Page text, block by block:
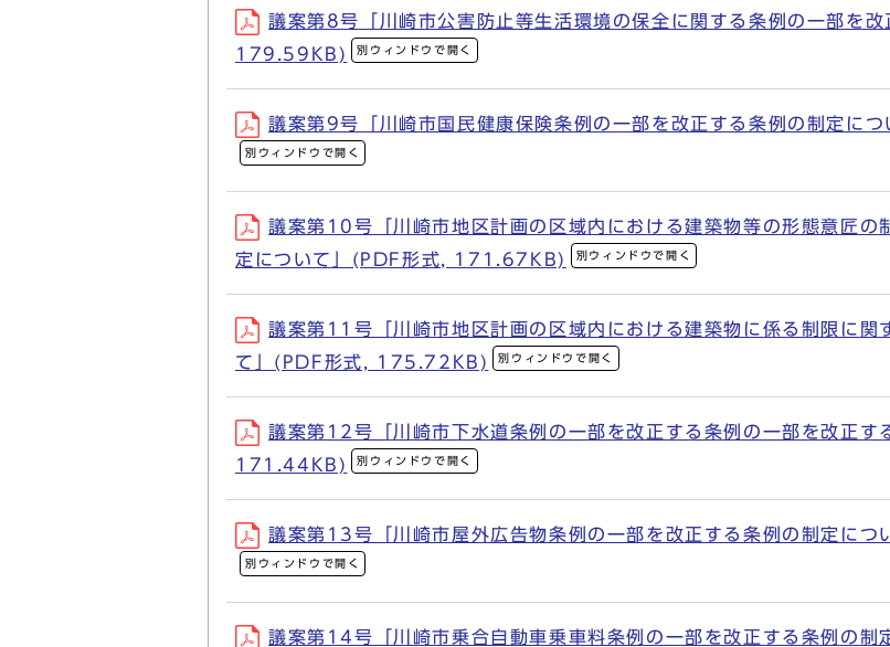
議案第8号「川崎市公害防止等生活環境の保全に関する条例の一部を
179.59KB)
別ウィンドウで開く
議案第9号「川崎市国民健康保険条例の一部を改正する条例の制定
別ウィンドウで開く
議案第10号「川崎市地区計画の区域内における建築物等の形態意匠の
定について」(PDF形式, 171.67KB)
別ウィンドウで開く
議案第11号「川崎市地区計画の区域内における建築物に係る制限に関
て」(PDF形式, 175.72KB)
別ウィンドウで開く
議案第12号「川崎市下水道条例の一部を改正する条例の一部を改正す
171.44KB)
別ウィンドウで開く
議案第13号「川崎市屋外広告物条例の一部を改正する条例の制定に
別ウィンドウで開く
議案第14号「川崎市乗合自動車乗車料条例の一部を改正する条例の